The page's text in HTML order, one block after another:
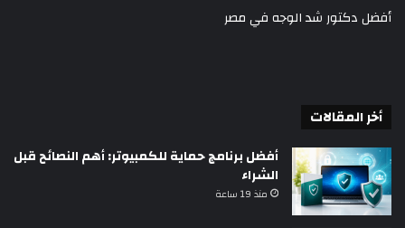
أفضل دكتور شد الوجه في مصر
أخر المقالات
أفضل برنامج حماية للكمبيوتر: أهم النصائح قبل
الشراء
منذ 19 ساعة